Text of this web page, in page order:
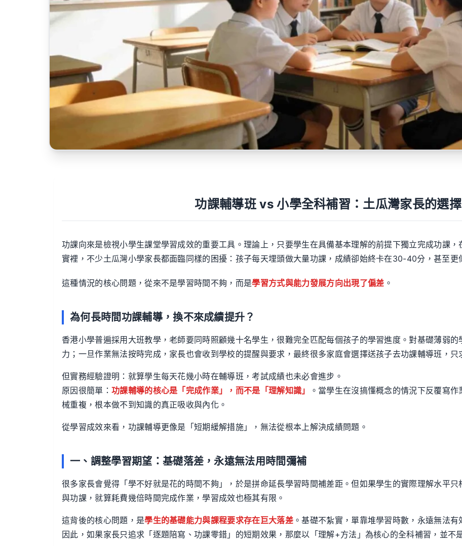
功課輔導班 vs 小學全科補習：土瓜灣家長的選
功課向來是檢視小學生課堂學習成效的重要工具。理論上，只要學生在具備基本理解的前提下獨立完成功課
實裡，不少土瓜灣小學家長都面臨同樣的困擾：孩子每天埋頭做大量功課，成績卻始終卡在30-40分，甚至更
這種情況的核心問題，從來不是學習時間不夠，而是學習方式與能力發展方向出現了偏差 。
為何長時間功課輔導，換不來成績提升？
香港小學普遍採用大班教學，老師要同時照顧幾十名學生，很難完全匹配每個孩子的學習進度。對基礎薄弱
力；一旦作業無法按時完成，家長也會收到學校的提醒與要求，最終很多家庭會選擇送孩子去功課輔導班，只
但實務經驗證明：就算學生每天花幾小時在輔導班，考試成績也未必會進步。
原因很簡單： 功課輔導的核心是「完成作業」，而不是「理解知識」
。當學生在沒搞懂概念的情況下反覆寫
械重複，根本做不到知識的真正吸收與內化。
從學習成效來看，功課輔導更像是「短期緩解措施」，無法從根本上解決成績問題。
一、調整學習期望：基礎落差，永遠無法用時間彌補
很多家長會覺得「學不好就是花的時間不夠」，於是拼命延長學習時間補差距。但如果學生的實際理解水平
與功課，就算耗費幾倍時間完成作業，學習成效也極其有限。
這背後的核心問題，是學生的基礎能力與課程要求存在巨大落差。基礎不紮實，單靠堆學習時數，永遠無法有
因此，如果家長只追求「逐題陪寫、功課零錯」的短期效果，那麼以「理解+方法」為核心的全科補習，並不